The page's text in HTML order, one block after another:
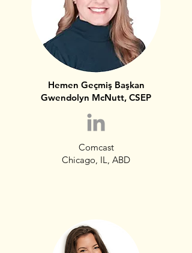
Hemen Geçmiş Başkan
Gwendolyn McNutt, CSEP
Comcast
Chicago, IL, ABD